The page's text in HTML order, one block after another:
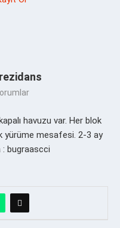
havuzu var. Her blok
yürüme mesafesi. 2-3 ay
: bugraascci